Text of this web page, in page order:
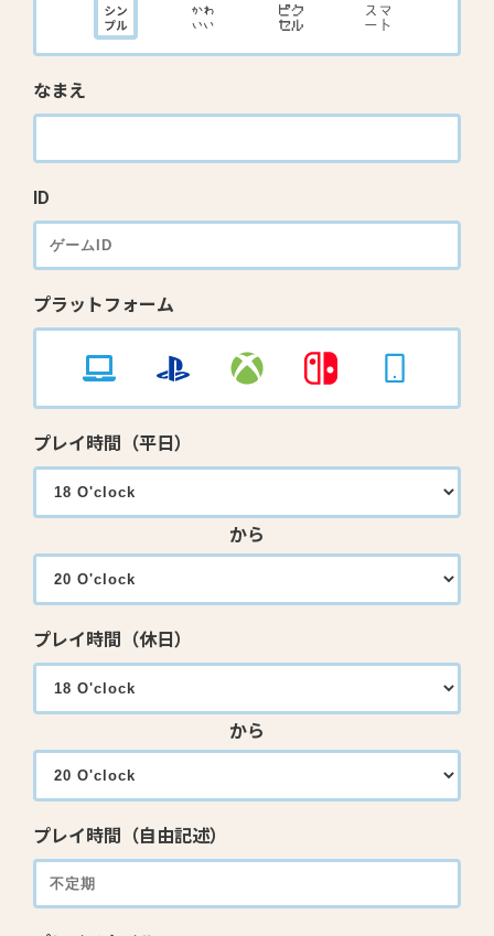
なまえ
ID
プラットフォーム
プレイ時間（平日）
から
プレイ時間（休日）
から
プレイ時間（自由記述）